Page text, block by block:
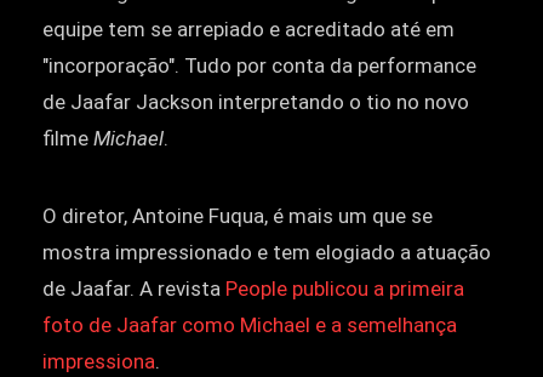
equipe tem se arrepiado e acreditado até em
"incorporação". Tudo por conta da performance
de Jaafar Jackson interpretando o tio no novo
filme Michael.
O diretor, Antoine Fuqua, é mais um que se
mostra impressionado e tem elogiado a atuação
de Jaafar. A revista People publicou a primeira
foto de Jaafar como Michael e a semelhança
impressiona.